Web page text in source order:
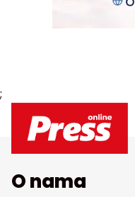
;
O nama